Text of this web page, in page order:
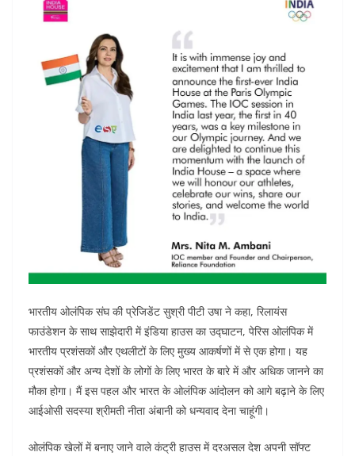
भारतीय ओलंपिक संघ की प्रेजिडेंट सुश्री पीटी उषा ने कहा, रिलायंस
फाउंडेशन के साथ साझेदारी में इंडिया हाउस का उद्घाटन, पेरिस ओलंपिक में
भारतीय प्रशंसकों और एथलीटों के लिए मुख्य आकर्षणों में से एक होगा। यह
प्रशंसकों और अन्य देशों के लोगों के लिए भारत के बारे में और अधिक जानने का
मौका होगा। मैं इस पहल और भारत के ओलंपिक आंदोलन को आगे बढ़ाने के लिए
आईओसी सदस्या श्रीमती नीता अंबानी को धन्यवाद देना चाहूंगी।
ओलंपिक खेलों में बनाए जाने वाले कंट्री हाउस में दरअसल देश अपनी सॉफ्ट